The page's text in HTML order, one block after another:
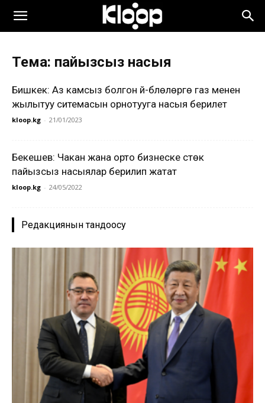
Тема: пайызсыз насыя
Бишкек: Аз камсыз болгон үй-бүлөлөргө газ менен
жылытуу ситемасын орнотууга насыя берилет
kloop.kg - 21/01/2023
Бекешев: Чакан жана орто бизнеске үстөк
пайызсыз насыялар берилип жатат
kloop.kg - 24/05/2022
Редакциянын тандоосу